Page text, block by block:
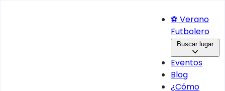
⚽ Verano
Futbolero
Buscar lugar
Eventos
Blog
¿Cómo